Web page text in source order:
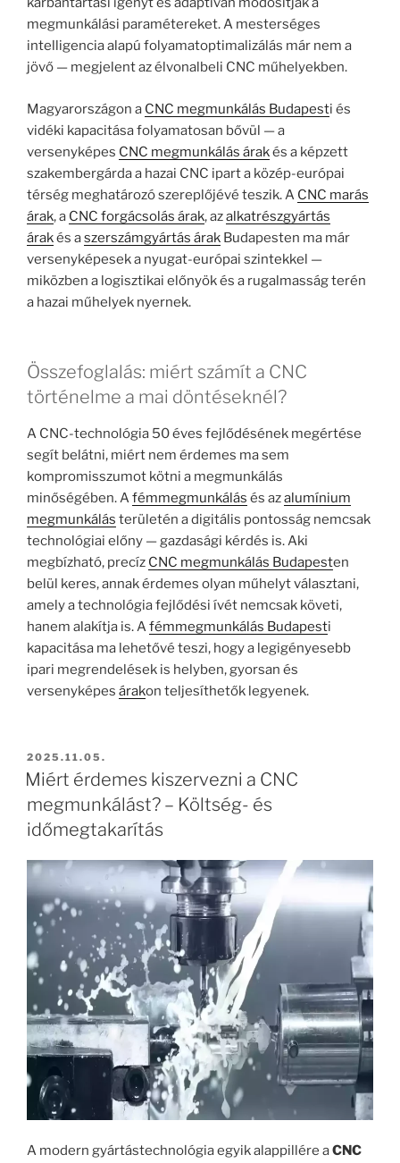
megmunkálási paramétereket. A mesterséges
intelligencia alapú folyamatoptimalizálás már nem a
jövő — megjelent az élvonalbeli CNC műhelyekben.
Magyarországon a CNC megmunkálás Budapesti és
vidéki kapacitása folyamatosan bővül — a
versenyképes CNC megmunkálás árakés a képzett
szakembergárda a hazai CNC ipart a közép-európai
térség meghatározó szereplőjévé teszik. A CNC marás
árak, a CNC forgácsolás árak, azalkatrészgyártás
árakés aszerszámgyártás árak Budapesten ma már
versenyképesek a nyugat-európai szintekkel —
miközben a logisztikai előnyök és a rugalmasság terén
a hazai műhelyek nyernek.
Összefoglalás: miért számít a CNC
történelme a mai döntéseknél?
A CNC-technológia 50 éves fejlődésének megértése
segít belátni, miért nem érdemes ma sem
kompromisszumot kötni a megmunkálás
minőségében. Afémmegmunkálás és azalumínium
megmunkálás területén a digitális pontosság nemcsak
technológiai előny — gazdasági kérdés is. Aki
megbízható, precíz CNC megmunkálás Budapesten
belül keres, annak érdemes olyan műhelyt választani,
amely a technológia fejlődési ívét nemcsak követi,
hanem alakítja is. Afémmegmunkálás Budapesti
kapacitása ma lehetővé teszi, hogy a legigényesebb
ipari megrendelések is helyben, gyorsan és
versenyképes árakon teljesíthetők legyenek.
BEKÜLDVE:
2025.11.05.
Miért érdemes kiszervezni a CNC
megmunkálást? – Költség- és
időmegtakarítás
A modern gyártástechnológia egyik alappillére aCNC